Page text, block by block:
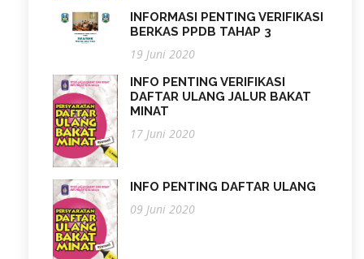
INFORMASI PENTING VERIFIKASI
BERKAS PPDB TAHAP 3
19 Juni 2020
INFO PENTING VERIFIKASI
DAFTAR ULANG JALUR BAKAT
MINAT
17 Juni 2020
INFO PENTING DAFTAR ULANG
09 Juni 2020